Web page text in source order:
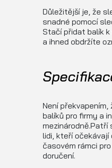
Důležitější je, že
snadné pomocí
Stačí přidat balík k
a ihned obdržíte
Není
balíků pro firmy a
mezinárodně.Patří
lidi, kteří očekávají
časovém rámci
doručení.